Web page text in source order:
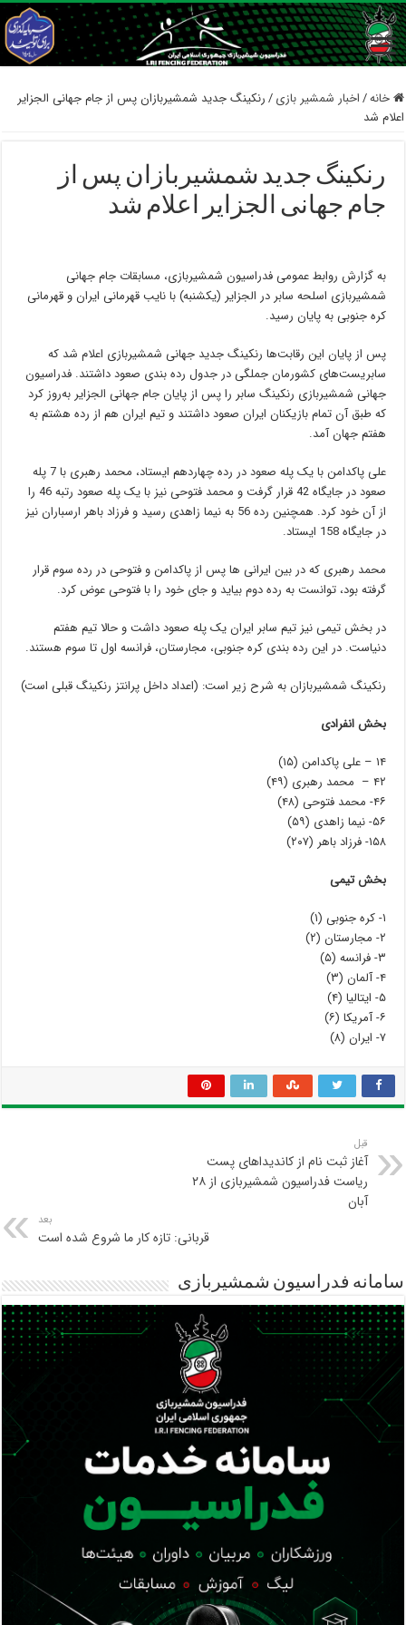
خانه/اخبار شمشیر بازی /رنکینگ جدید شمشیربازان پس از جام جهانی الجزایر
اعلام شد
رنکینگ جدید شمشیربازان پس از
جام جهانی الجزایر اعلام شد
به گزارش روابط عمومی فدراسیون شمشیربازی، مسابقات جام جهانی
شمشیربازی اسلحه سابر در الجزایر (یکشنبه) با نایب قهرمانی ایران و قهرمانی
کره جنوبی به پایان رسید.
پس از پایان این رقابت‌ها رنکینگ جدید جهانی شمشیربازی اعلام شد که
سابریست‌های کشورمان جملگی در جدول رده بندی صعود داشتند. فدراسیون
جهانی شمشیربازی رنکینگ سابر را پس از پایان جام جهانی الجزایر به‌روز کرد
که طبق آن تمام بازیکنان ایران صعود داشتند و تیم ایران هم از رده هشتم به
هفتم جهان آمد.
علی پاکدامن با یک پله صعود در رده چهاردهم ایستاد، محمد رهبری با 7 پله
صعود در جایگاه 42 قرار گرفت و محمد فتوحی نیز با یک پله صعود رتبه 46 را
از آن خود کرد. همچنین رده 56 به نیما زاهدی رسید و فرزاد باهر ارسباران نیز
در جایگاه 158 ایستاد.
محمد رهبری که در بین ایرانی ها پس از پاکدامن و فتوحی در رده سوم قرار
گرفته بود، توانست به رده دوم بیاید و جای خود را با فتوحی عوض کرد.
در بخش تیمی نیز تیم سابر ایران یک پله صعود داشت و حالا تیم هفتم
دنیاست. در این رده بندی کره جنوبی، مجارستان، فرانسه اول تا سوم هستند.
رنکینگ شمشیربازان به شرح زیر است: (اعداد داخل پرانتز رنکینگ قبلی است)
بخش انفرادی
۱۴ – علی پاکدامن (۱۵)
۴۲ – محمد رهبری (۴۹)
۴۶- محمد فتوحی (۴۸)
۵۶- نیما زاهدی (۵۹)
۱۵۸- فرزاد باهر (۲۰۷)
بخش تیمی
۱- کره جنوبی (۱)
۲- مجارستان (۲)
۳- فرانسه (۵)
۴- آلمان (۳)
۵- ایتالیا (۴)
۶- آمریکا (۶)
۷- ایران (۸)
قبل
آغاز ثبت نام از کاندیداهای پست
ریاست فدراسیون شمشیربازی از ۲۸
آبان
بعد
قربانی: تازه کار ما شروع شده است
سامانه فدراسیون شمشیربازی